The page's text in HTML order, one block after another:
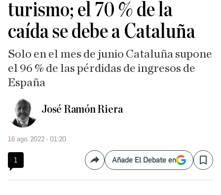
turismo; el 70 % de la
caída se debe a Cataluña
Solo en el mes de junio Cataluña supone
el 96 % de las pérdidas de ingresos de
España
José Ramón Riera
16 ago. 2022 - 01:20
1 CompartirAñade El Debate en Save